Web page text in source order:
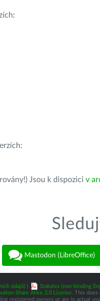
Jsou k dispozici v
Mastodon (LibreOffice)
údajů)| Statutes (non-binding
Share Alike 3.0 License. This does
registered owners or are in actual